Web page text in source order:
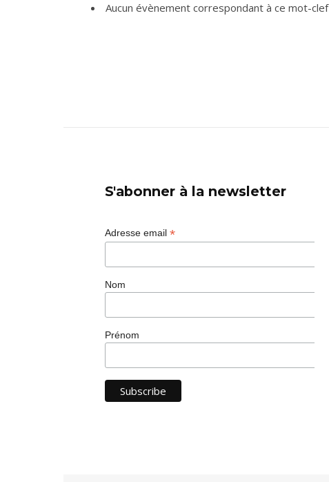
Aucun évènement correspondant à ce mot-clef
S'abonner à la newsletter
Adresse email *
Nom
Prénom